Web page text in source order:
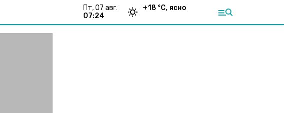
пт, 07 авг.
07:24
+18 °С, ясно